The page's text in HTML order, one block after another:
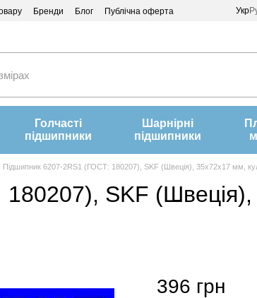
Бренди Блог Публічна оферта Укр
Голчасті
підшипники
Шарнірні
підшипники
Підшипник 6207-2RS1 (ГОСТ: 180207), SKF (Швеція), 35x72x17 мм,
SKF
396 грн